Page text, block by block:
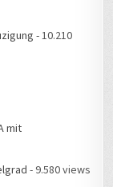
- 10.210
mit
- 9.580 views